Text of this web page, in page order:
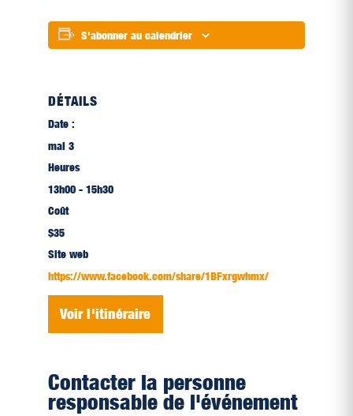
S'abonner au calendrier
DÉTAILS
Date :
mai 3
Heures
13h00 - 15h30
Coût
$35
Site web
https://www.facebook.com/share/1BFxrgwhmx/
Voir l'itinéraire
Contacter la personne
responsable de l'événement